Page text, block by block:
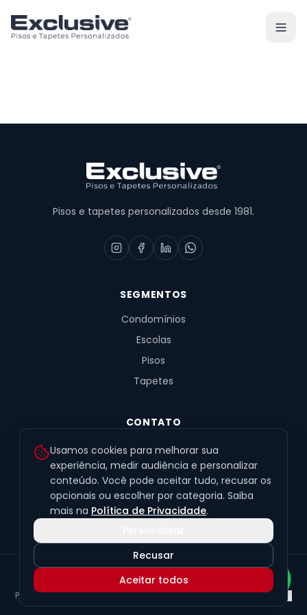
Pisos e tapetes personalizados desde 1981.
SEGMENTOS
Condomínios
Escolas
Pisos
Tapetes
CONTATO
R. Fernandes de Barros, 491, Sala 4
Alto da XV · Curitiba/PR · 80040-060
(41) 99201-6050
contato@exclusivetapetes.com.br
© 2026 Exclusive Pisos e Tapetes Personalizados
45.563.259/0001-89
Política de PrivacidadeTermos de UsoLGPDPreferências de cookies
Usamos cookies para melhorar sua
experiência, medir audiência e personalizar
conteúdo. Você pode aceitar tudo, recusar os
opcionais ou escolher por categoria. Saiba
mais na Política de Privacidade.
Recusar
Aceitar todos